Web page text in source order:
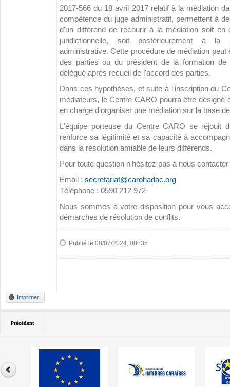
2017-566 du 18 avril 2017 relatif à la médiation
compétence du juge administratif, permettent à
d'un différend de recourir à la médiation soit en
juridictionnelle, soit postérieurement à la
administrative. Cette procédure de médiation peut
des parties ou du président de la formation de
délégué après recueil de l'accord des parties.
Dans ces hypothèses, et suite à l'inscription du
médiateurs, le Centre CARO pourra être désigné
en charge d'organiser une médiation sur la base
L'équipe porteuse du Centre CARO se réjouit
renforce sa légitimité et sa capacité à
dans la résolution amiable de leurs différends.
Pour toute question n'hésitez pas à nous contacter
Email : secretariat@carohadac.org
Téléphone : 0590 212 972
Nous sommes à votre disposition pour vous
démarches de résolution de conflits.
Publié le 08/07/2024, 08h35
Imprimer
Précédent